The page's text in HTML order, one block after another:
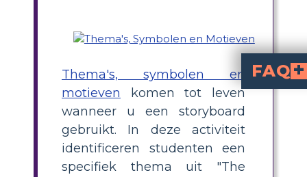
Thema's, symbolen en
motieven komen tot leven
wanneer u een storyboard
gebruikt. In deze activiteit
identificeren studenten een
specifiek thema uit "The
FAQ